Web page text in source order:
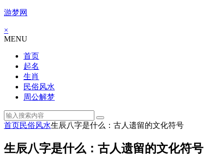
游梦网
×
MENU
首页
起名
生肖
民俗风水
周公解梦
首页民俗风水生辰八字是什么：古人遗留的文化符号
生辰八字是什么：古人遗留的文化符号